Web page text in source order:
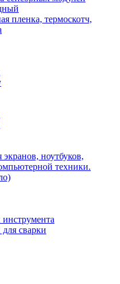
пленка, термоскотч,
ноутбуков,
техники.
сварки